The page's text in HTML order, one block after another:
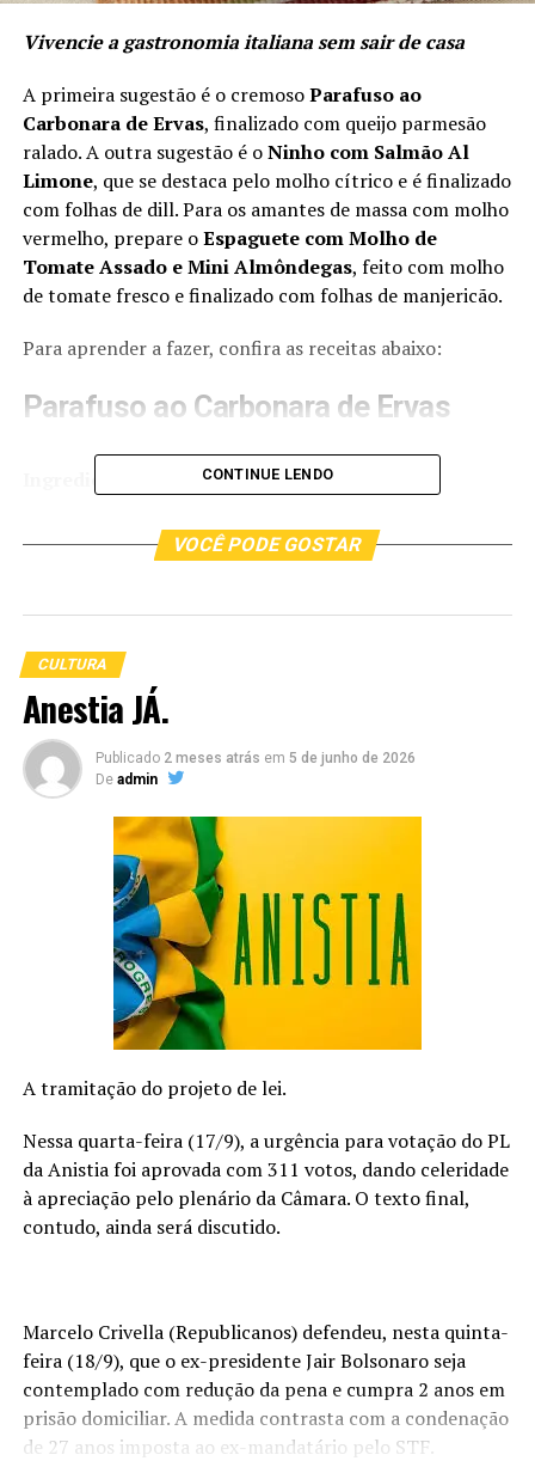
Vivencie a gastronomia italiana sem sair de casa
A primeira sugestão é o cremosoParafuso ao
Carbonara de Ervas, finalizado com queijo parmesão
ralado. A outra sugestão é oNinho com Salmão Al
Limone, que se destaca pelo molho cítrico e é finalizado
com folhas de dill. Para os amantes de massa com molho
vermelho, prepare oEspaguete com Molho de
Tomate Assado e Mini Almôndegas, feito com molho
de tomate fresco e finalizado com folhas de manjericão.
Para aprender a fazer, confira as receitas abaixo:
Parafuso ao Carbonara de Ervas
1 dente de alho picado
5 gemas
500 ml de creme de leite fresco
1 xícara (chá) de ervas frescas picadas (salsa, manjericão
sal a gosto
2 colheres (sopa) de queijo parmesão ralado
1 colher (sopa) de sal
1 embalagem deParafuso com Ovos Isabela(500 g)
Modo de Preparo:
junte as gemas ligeiramente batidas com o creme de
leite e cozinhe, sem parar de mexer, por 1 minuto.
Tempere com o sal, adicione as ervas, mexa e desligue o
fogo. Reserve.
CONTINUE LENDO
VOCÊ PODE GOSTAR
CULTURA
Anestia JÁ.
Publicado 2 meses atrás em 5 de junho de 2026
De admin
A tramitação do projeto de lei.
Nessa quarta-feira (17/9), a urgência para votação do PL
da Anistia foi aprovada com 311 votos, dando celeridade
à apreciação pelo plenário da Câmara. O texto final,
contudo, ainda será discutido.
Marcelo Crivella (Republicanos) defendeu, nesta quinta-
feira (18/9), que o ex-presidente Jair Bolsonaro seja
contemplado com redução da pena e cumpra 2 anos em
prisão domiciliar. A medida contrasta com a condenação
de 27 anos imposta ao ex-mandatário pelo STF.